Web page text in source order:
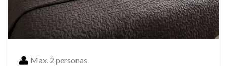
Max. 2 personas